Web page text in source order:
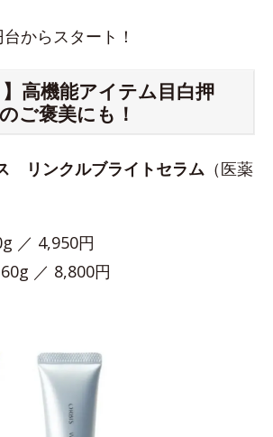
からスタート！
】高機能アイテム目白押
ご褒美にも！
リンクルブライトセラム （医薬
／ 4,950円
／ 8,800円